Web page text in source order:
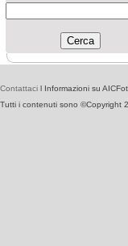
Contattaci l Informazioni su
Tutti i contenuti sono ©Copyright